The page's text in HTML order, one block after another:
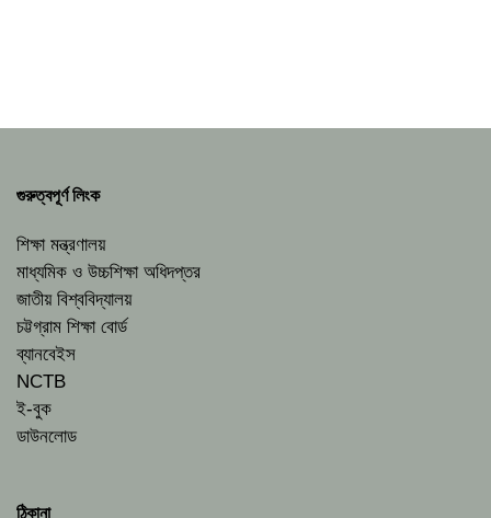
গুরুত্বপূর্ণ লিংক
শিক্ষা মন্ত্রণালয়
মাধ্যমিক ও উচ্চশিক্ষা অধিদপ্তর
জাতীয় বিশ্ববিদ্যালয়
চট্টগ্রাম শিক্ষা বোর্ড
ব্যানবেইস
NCTB
ই-বুক
ডাউনলোড
ঠিকানা